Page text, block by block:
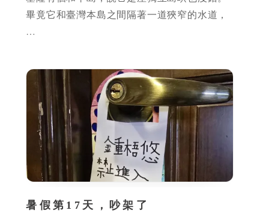
畢竟它和臺灣本島之間隔著一道狹窄的水道，
…
暑假第17天，吵架了